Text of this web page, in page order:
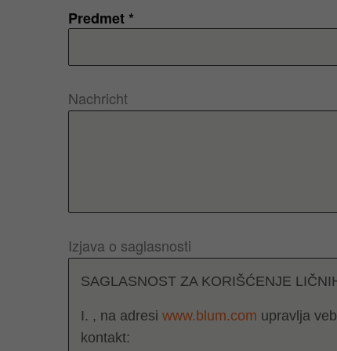
Predmet *
Nachricht
Izjava o saglasnosti
SAGLASNOST ZA KORIŠĆENJE
I. , na adresi www.blum.com upravlja
kontakt: